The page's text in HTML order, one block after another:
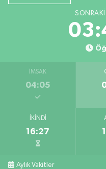
İMSAK
04:05
İKINDI
16:27
Aylık Vakitler